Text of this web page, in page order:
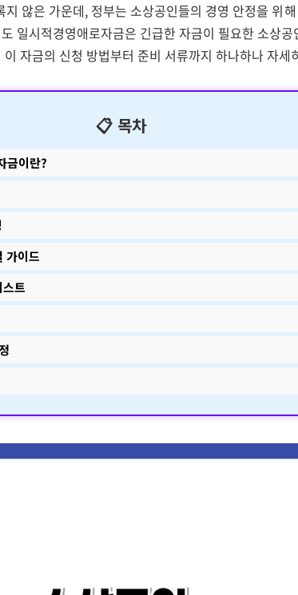
않은 가운데, 정부는 소상공인들의 경영 안정을 위
일시적경영애로자금은 긴급한 자금이 필요한 소상
자금의 신청 방법부터 준비 서류까지 하나하나 자세
📋 목차
금이란?
가이드
트